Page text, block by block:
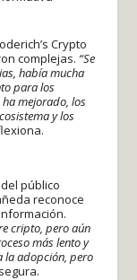
Crypto
complejas. “Se
había mucha
para los
mejorado, los
y los
público
reconoce
cripto, pero aún
más lento y
la adopción, pero